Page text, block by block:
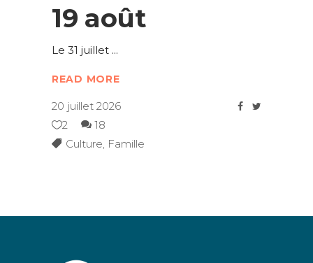
19 août
Le 31 juillet
READ MORE
20 juillet 2026
2
18
Culture, Famille